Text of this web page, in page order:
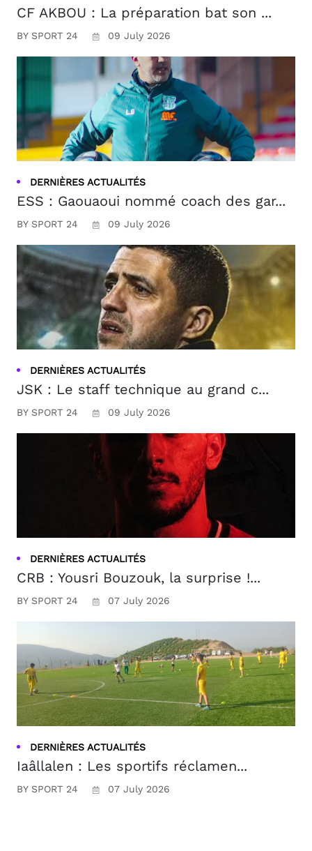
CF AKBOU : La préparation bat son ...
BY SPORT 24 09 July 2026
DERNIÈRES ACTUALITÉS
ESS : Gaouaoui nommé coach des gar...
BY SPORT 24 09 July 2026
DERNIÈRES ACTUALITÉS
JSK : Le staff technique au grand c...
BY SPORT 24 09 July 2026
DERNIÈRES ACTUALITÉS
CRB : Yousri Bouzouk, la surprise !...
BY SPORT 24 07 July 2026
DERNIÈRES ACTUALITÉS
Iaâllalen : Les sportifs réclamen...
BY SPORT 24 07 July 2026